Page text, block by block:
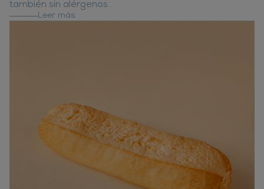
también sin alérgenos...
Leer más